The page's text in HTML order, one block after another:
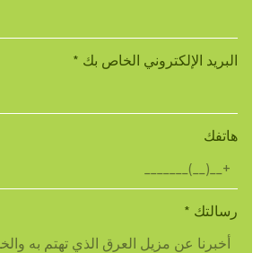
البريد الإلكتروني الخاص بك *
هاتفك
رسالتك *